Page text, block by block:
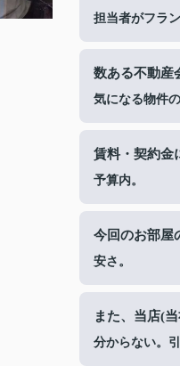
担当者がフラ
数ある不動産
気になる物件
賃料・契約金
予算内。
今回のお部屋
安さ。
また、当店(
分からない。